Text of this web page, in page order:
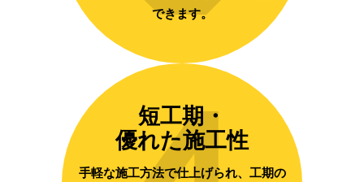
できます。
短工期・
優れた施工性
手軽な施工方法で仕上げられ、工期の